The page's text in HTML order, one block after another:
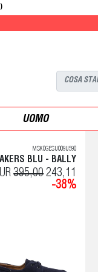
)
10%
UOMO
MSK0GESU009U590
BLU - BALLY
395,00243,11
-38%